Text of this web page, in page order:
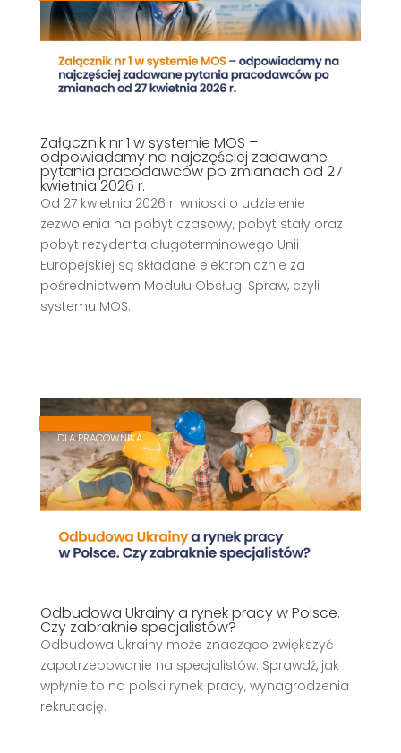
Załącznik nr 1 w systemie MOS –
odpowiadamy na najczęściej zadawane
pytania pracodawców po zmianach od 27
kwietnia 2026 r.
Od 27 kwietnia 2026 r. wnioski o udzielenie
zezwolenia na pobyt czasowy, pobyt stały oraz
pobyt rezydenta długoterminowego Unii
Europejskiej są składane elektronicznie za
pośrednictwem Modułu Obsługi Spraw, czyli
systemu MOS.
Odbudowa Ukrainy a rynek pracy w Polsce.
Czy zabraknie specjalistów?
,,
DLA PRACOWNIKA
Odbudowa Ukrainy może znacząco zwiększyć
zapotrzebowanie na specjalistów. Sprawdź, jak
wpłynie to na polski rynek pracy, wynagrodzenia i
rekrutację.